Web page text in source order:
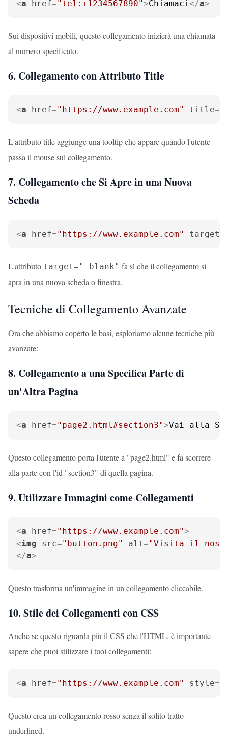
<a href="tel:+1234567890">Chiamaci</a>
Sui dispositivi mobili, questo collegamento inizierà una chiamata
al numero specificato.
6. Collegamento con Attributo Title
<a href="https://www.example.com" title=
L'attributo title aggiunge una tooltip che appare quando l'utente
passa il mouse sul collegamento.
7. Collegamento che Si Apre in una Nuova
Scheda
<a href="https://www.example.com" target
L'attributo target="_blank" fa sì che il collegamento si
apra in una nuova scheda o finestra.
Tecniche di Collegamento Avanzate
Ora che abbiamo coperto le basi, esploriamo alcune tecniche più
avanzate:
8. Collegamento a una Specifica Parte di
un'Altra Pagina
<a href="page2.html#section3">Vai alla
Questo collegamento porta l'utente a "page2.html" e fa scorrere
alla parte con l'id "section3" di quella pagina.
9. Utilizzare Immagini come Collegamenti
<a href="https://www.example.com">
<img src="button.png" alt="Visita il
</a>
Questo trasforma un'immagine in un collegamento cliccabile.
10. Stile dei Collegamenti con CSS
Anche se questo riguarda più il CSS che l'HTML, è importante
sapere che puoi stilizzare i tuoi collegamenti:
<a href="https://www.example.com" style=
Questo crea un collegamento rosso senza il solito tratto
underlined.